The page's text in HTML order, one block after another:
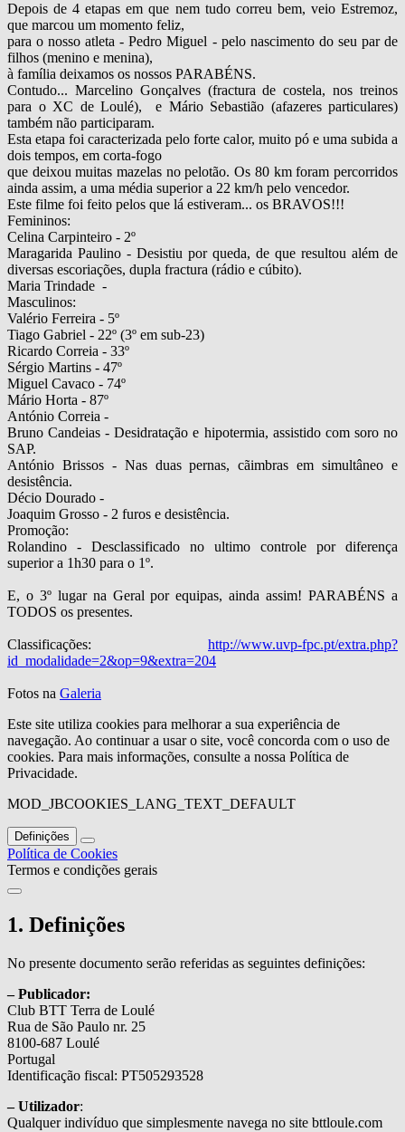
Depois de 4 etapas em que nem tudo correu bem, veio Estremoz,
que marcou um momento feliz,
para o nosso atleta - Pedro Miguel - pelo nascimento do seu par de
filhos (menino e menina),
à família deixamos os nossos PARABÉNS.
Contudo... Marcelino Gonçalves (fractura de costela, nos treinos
para o XC de Loulé), e Mário Sebastião (afazeres particulares)
também não participaram.
Esta etapa foi caracterizada pelo forte calor, muito pó e uma subida a
dois tempos, em corta-fogo
que deixou muitas mazelas no pelotão. Os 80 km foram percorridos
ainda assim, a uma média superior a 22 km/h pelo vencedor.
Este filme foi feito pelos que lá estiveram... os BRAVOS!!!
Femininos:
Celina Carpinteiro - 2º
Maragarida Paulino - Desistiu por queda, de que resultou além de
diversas escoriações, dupla fractura (rádio e cúbito).
Maria Trindade -
Masculinos:
Valério Ferreira - 5º
Tiago Gabriel - 22º (3º em sub-23)
Ricardo Correia - 33º
Sérgio Martins - 47º
Miguel Cavaco - 74º
Mário Horta - 87º
António Correia -
Bruno Candeias - Desidratação e hipotermia, assistido com soro no
SAP.
António Brissos - Nas duas pernas, cãimbras em simultâneo e
desistência.
Décio Dourado -
Joaquim Grosso - 2 furos e desistência.
Promoção:
Rolandino - Desclassificado no ultimo controle por diferença
superior a 1h30 para o 1º.
E, o 3º lugar na Geral por equipas, ainda assim! PARABÉNS a
TODOS os presentes.
Classificações: http://www.uvp-fpc.pt/extra.php?
id_modalidade=2&op=9&extra=204
Fotos na Galeria
Este site utiliza cookies para melhorar a sua experiência de
navegação. Ao continuar a usar o site, você concorda com o uso de
cookies. Para mais informações, consulte a nossa Política de
Privacidade.
MOD_JBCOOKIES_LANG_TEXT_DEFAULT
Definições
Política de Cookies
Termos e condições gerais
1. Definições
No presente documento serão referidas as seguintes definições:
– Publicador:
Club BTT Terra de Loulé
Rua de São Paulo nr. 25
8100-687 Loulé
Portugal
Identificação fiscal: PT505293528
– Utilizador:
Qualquer indivíduo que simplesmente navega no site bttloule.com